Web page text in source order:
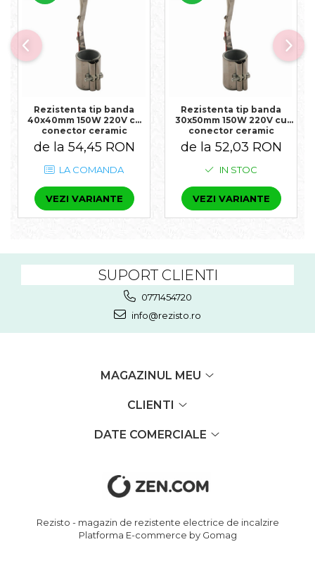
Rezistenta tip banda
40x40mm 150W 220V cu
conector ceramic
de la 54,45 RON
LA COMANDA
VEZI VARIANTE
Rezistenta tip banda
30x50mm 150W 220V cu
conector ceramic
de la 52,03 RON
IN STOC
VEZI VARIANTE
SUPORT CLIENTI
0771454720
info@rezisto.ro
MAGAZINUL MEU
CLIENTI
DATE COMERCIALE
Rezisto - magazin de rezistente electrice de incalzire
Platforma E-commerce by Gomag